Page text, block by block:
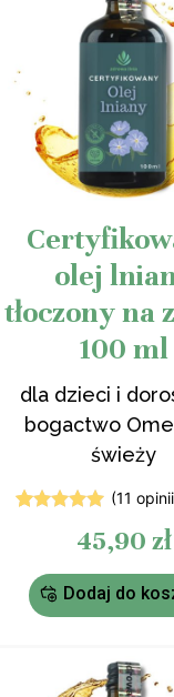
olej
tłoczony na
100 ml
dla dzieci i
bogactwo
świeży
na 5
podstawie
ocen
klientów
(11
45,90 zł
Dodaj do